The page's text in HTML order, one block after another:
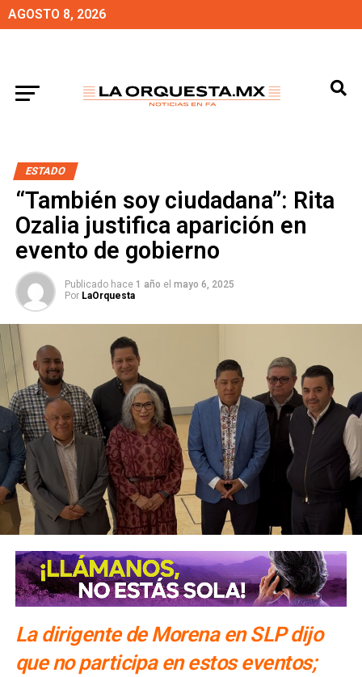
AGOSTO 8, 2026
ESTADO
“También soy ciudadana”: Rita
Ozalia justifica aparición en
evento de gobierno
Publicado hace 1 año el mayo 6, 2025
Por LaOrquesta
La dirigente de Morena en SLP dijo
que no participa en estos eventos;